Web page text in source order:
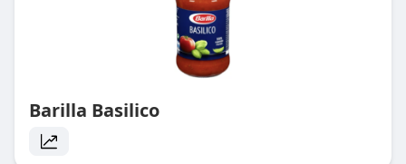
Barilla Basilico